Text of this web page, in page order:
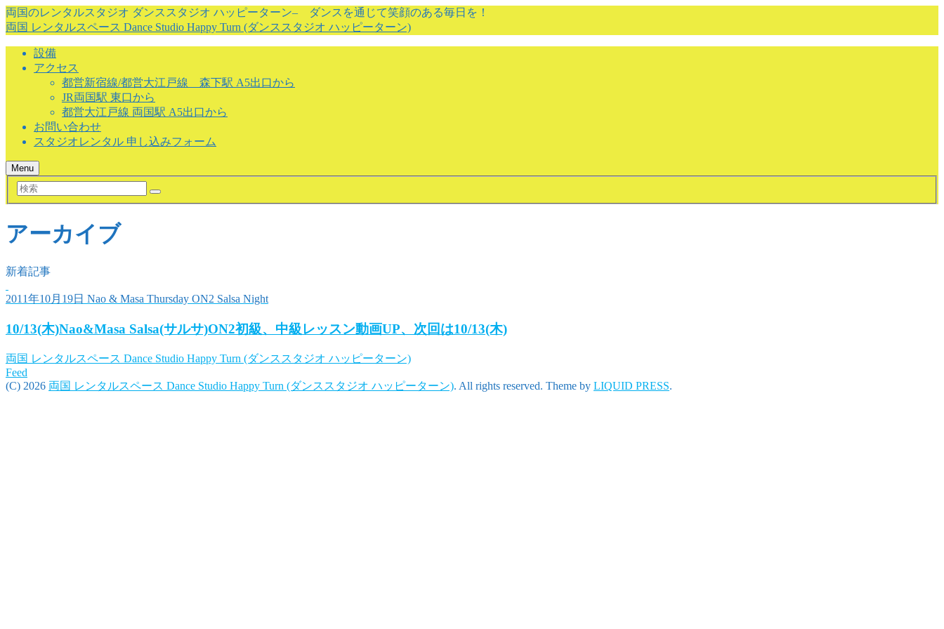
両国のレンタルスタジオ ダンススタジオ ハッピーターン– ダンスを通じて笑顔のある毎日を！
両国 レンタルスペース Dance Studio Happy Turn (ダンススタジオ ハッピーターン)
設備
アクセス
都営新宿線/都営大江戸線 森下駅 A5出口から
JR両国駅 東口から
都営大江戸線 両国駅 A5出口から
お問い合わせ
スタジオレンタル 申し込みフォーム
Menu
検
索
アーカイブ
新着記事
2011年10月19日 Nao & Masa Thursday ON2 Salsa Night
10/13(木)Nao&Masa Salsa(サルサ)ON2初級、中級レッスン動画UP、次回は10/13(木)
両国 レンタルスペース Dance Studio Happy Turn (ダンススタジオ ハッピーターン)
Feed
(C) 2026 両国 レンタルスペース Dance Studio Happy Turn (ダンススタジオ ハッピーターン). All rights reserved. Theme by LIQUID PRESS.